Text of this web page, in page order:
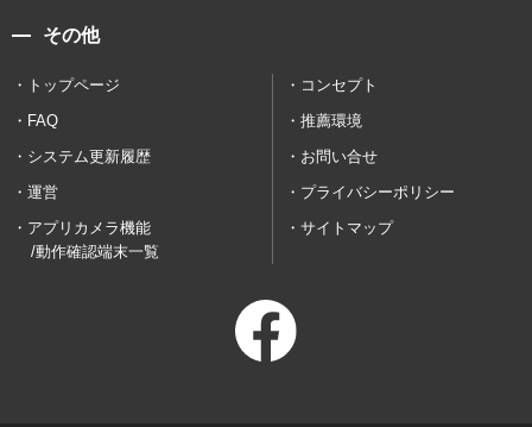
その他
トップページ
コンセプト
FAQ
推薦環境
システム更新履歴
お問い合せ
運営
プライバシーポリシー
アプリカメラ機能
/動作確認端末一覧
サイトマップ